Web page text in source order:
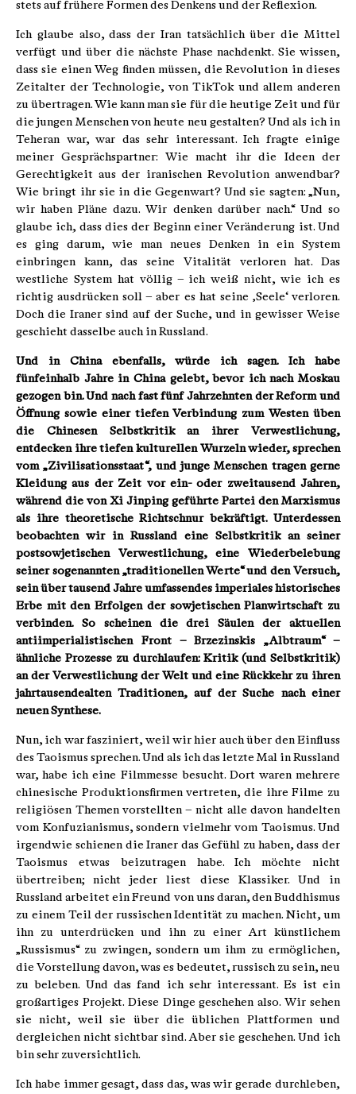
stets auf frühere Formen des Denkens und der Reflexion.
Ich glaube also, dass der Iran tatsächlich über die Mittel
verfügt und über die nächste Phase nachdenkt. Sie wissen,
dass sie einen Weg finden müssen, die Revolution in dieses
Zeitalter der Technologie, von TikTok und allem anderen
zu übertragen. Wie kann man sie für die heutige Zeit und für
die jungen Menschen von heute neu gestalten? Und als ich in
Teheran war, war das sehr interessant. Ich fragte einige
meiner Gesprächspartner: Wie macht ihr die Ideen der
Gerechtigkeit aus der iranischen Revolution anwendbar?
Wie bringt ihr sie in die Gegenwart? Und sie sagten: „Nun,
wir haben Pläne dazu. Wir denken darüber nach.“ Und so
glaube ich, dass dies der Beginn einer Veränderung ist. Und
es ging darum, wie man neues Denken in ein System
einbringen kann, das seine Vitalität verloren hat. Das
westliche System hat völlig – ich weiß nicht, wie ich es
richtig ausdrücken soll – aber es hat seine ‚Seele‘ verloren.
Doch die Iraner sind auf der Suche, und in gewisser Weise
geschieht dasselbe auch in Russland.
Und in China ebenfalls, würde ich sagen. Ich habe
fünfeinhalb Jahre in China gelebt, bevor ich nach Moskau
gezogen bin. Und nach fast fünf Jahrzehnten der Reform und
Öffnung sowie einer tiefen Verbindung zum Westen üben
die Chinesen Selbstkritik an ihrer Verwestlichung,
entdecken ihre tiefen kulturellen Wurzeln wieder, sprechen
vom „Zivilisationsstaat“, und junge Menschen tragen gerne
Kleidung aus der Zeit vor ein- oder zweitausend Jahren,
während die von Xi Jinping geführte Partei den Marxismus
als ihre theoretische Richtschnur bekräftigt. Unterdessen
beobachten wir in Russland eine Selbstkritik an seiner
postsowjetischen Verwestlichung, eine Wiederbelebung
seiner sogenannten „traditionellen Werte“ und den Versuch,
sein über tausend Jahre umfassendes imperiales historisches
Erbe mit den Erfolgen der sowjetischen Planwirtschaft zu
verbinden. So scheinen die drei Säulen der aktuellen
antiimperialistischen Front – Brzezinskis „Albtraum“ –
ähnliche Prozesse zu durchlaufen: Kritik (und Selbstkritik)
an der Verwestlichung der Welt und eine Rückkehr zu ihren
jahrtausendealten Traditionen, auf der Suche nach einer
neuen Synthese.
Nun, ich war fasziniert, weil wir hier auch über den Einfluss
des Taoismus sprechen. Und als ich das letzte Mal in Russland
war, habe ich eine Filmmesse besucht. Dort waren mehrere
chinesische Produktionsfirmen vertreten, die ihre Filme zu
religiösen Themen vorstellten – nicht alle davon handelten
vom Konfuzianismus, sondern vielmehr vom Taoismus. Und
irgendwie schienen die Iraner das Gefühl zu haben, dass der
Taoismus etwas beizutragen habe. Ich möchte nicht
übertreiben; nicht jeder liest diese Klassiker. Und in
Russland arbeitet ein Freund von uns daran, den Buddhismus
zu einem Teil der russischen Identität zu machen. Nicht, um
ihn zu unterdrücken und ihn zu einer Art künstlichem
„Russismus“ zu zwingen, sondern um ihm zu ermöglichen,
die Vorstellung davon, was es bedeutet, russisch zu sein, neu
zu beleben. Und das fand ich sehr interessant. Es ist ein
großartiges Projekt. Diese Dinge geschehen also. Wir sehen
sie nicht, weil sie über die üblichen Plattformen und
dergleichen nicht sichtbar sind. Aber sie geschehen. Und ich
bin sehr zuversichtlich.
Ich habe immer gesagt, dass das, was wir gerade durchleben,